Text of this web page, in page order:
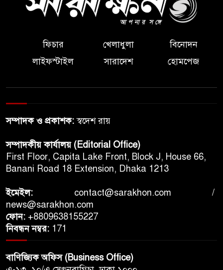
ফিচার খেলাধুলা
বিনোদন
লাইফস্টাইল
সারাদেশ হোমপেজ
সম্পাদক ও প্রকাশক:স্বদেশ রায়
সম্পাদকীয় কার্যালয় (Editorial Office)
First Floor, Capita Lake Front, Block J, House 66,
Banani Road 18 Extension, Dhaka 1213
ইমেইল: contact@sarakhon.com /
news@sarakhon.com
ফোন: +8809638155227
নিবন্ধন নম্বর: 171
বাণিজ্যিক অফিস (Business Office)